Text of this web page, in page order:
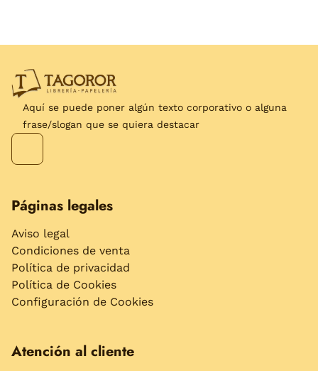
Aquí se puede poner algún texto corporativo o alguna
frase/slogan que se quiera destacar
Páginas legales
Aviso legal
Condiciones de venta
Política de privacidad
Política de Cookies
Configuración de Cookies
Atención al cliente